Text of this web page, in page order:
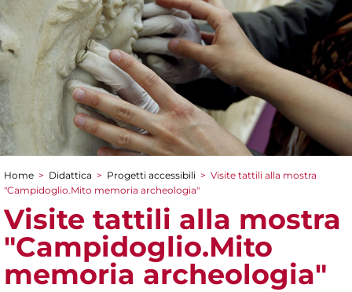
Tu sei qui
Home > Didattica > Progetti accessibili > Visite tattili alla mostra
"Campidoglio.Mito memoria archeologia"
Visite tattili alla mostra
"Campidoglio.Mito
memoria archeologia"